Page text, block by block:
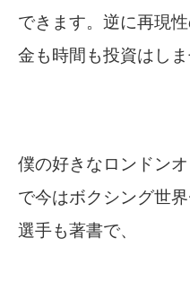
できます。逆に再現
金も時間も投資はしま
僕の好きなロンドン
で今はボクシング世
選手も著書で、